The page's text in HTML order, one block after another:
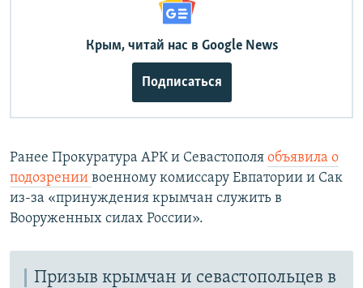
Крым, читай нас в Google News
Подписаться
Ранее Прокуратура АРК и Севастополя объявила о
подозрении военному комиссару Евпатории и Сак
из-за «принуждения крымчан служить в
Вооруженных силах России».
Призыв крымчан и севастопольцев в